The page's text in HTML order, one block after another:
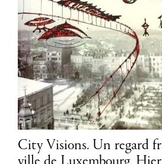
City Visions. Un regard